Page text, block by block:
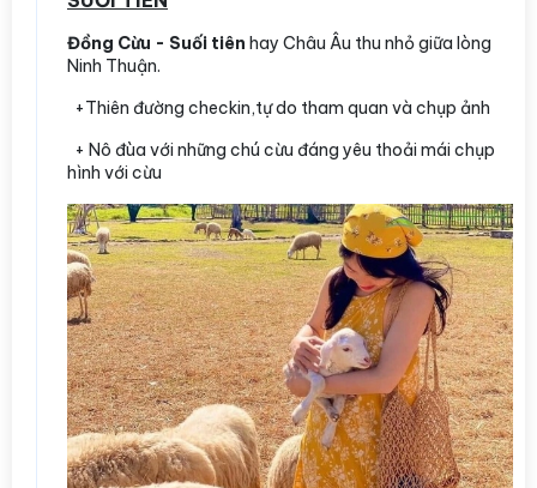
Đồng Cừu - Suối tiên hay Châu Âu thu nhỏ giữa lòng
Ninh Thuận.
+Thiên đường checkin,tự do tham quan và chụp ảnh
+ Nô đùa với những chú cừu đáng yêu thoải mái chụp
hình với cừu